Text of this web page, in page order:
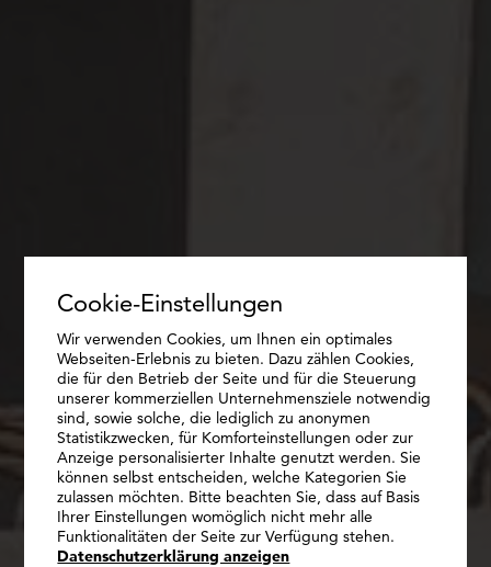
SCHNELL, LEISTUNGSSTARK, WIRTSCHAFTLICH.
KONSTRUKTIVE
FERTIGTEILE
Cookie-Einstellungen
Wir verwenden Cookies, um Ihnen ein optimales
Webseiten-Erlebnis zu bieten. Dazu zählen Cookies,
die für den Betrieb der Seite und für die Steuerung
unserer kommerziellen Unternehmensziele notwendig
sind, sowie solche, die lediglich zu anonymen
Statistikzwecken, für Komforteinstellungen oder zur
Anzeige personalisierter Inhalte genutzt werden. Sie
können selbst entscheiden, welche Kategorien Sie
zulassen möchten. Bitte beachten Sie, dass auf Basis
Ihrer Einstellungen womöglich nicht mehr alle
Funktionalitäten der Seite zur Verfügung stehen.
Datenschutzerklärung anzeigen